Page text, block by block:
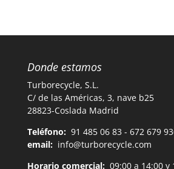
Donde estamos
Turborecycle, S.L.
C/ de las Américas, 3, nave b25
28823-Coslada Madrid
Teléfono: 91 485 06 83 - 672 679
email: info@turborecycle.com
Horario comercial:09:00 a 14:00 y